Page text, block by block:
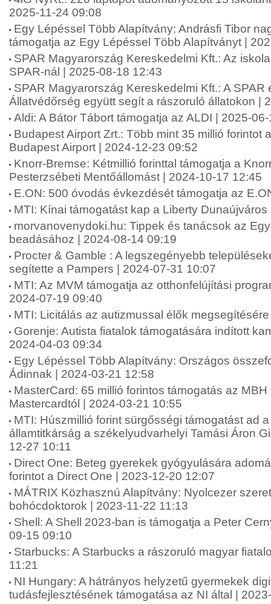
2025-11-24 09:08
Egy Lépéssel Több Alapítvány: Andrásfi Tibor
támogatja az Egy Lépéssel Több Alapítványt |
SPAR Magyarország Kereskedelmi Kft.: Az
SPAR-nál | 2025-08-18 12:43
SPAR Magyarország Kereskedelmi Kft.: A SPAR
Állatvédőrség együtt segít a rászoruló állatokon |
Aldi: A Bátor Tábort támogatja az ALDI | 2025-
Budapest Airport Zrt.: Több mint 35 millió forintot
Budapest Airport | 2024-12-23 09:52
Knorr-Bremse: Kétmillió forinttal támogatja a
Pesterzsébeti Mentőállomást | 2024-10-17 12:45
E.ON: 500 óvodás évkezdését támogatja az
MTI: Kínai támogatást kap a Liberty
morvanovenydoki.hu: Tippek és tanácsok az
beadásához | 2024-08-14 09:19
Procter & Gamble : A legszegényebb
segítette a Pampers | 2024-07-31 10:07
MTI: Az MVM támogatja az otthonfelújítási
2024-07-19 09:40
MTI: Licitálás az autizmussal élők
Gorenje: Autista fiatalok támogatására indított
2024-04-03 09:34
Egy Lépéssel Több Alapítvány: Országos
Ádinnak | 2024-03-21 12:58
MasterCard: 65 millió forintos támogatás az
Mastercardtól | 2024-03-21 10:55
MTI: Húszmillió forint sürgősségi támogatást ad
államtitkárság a székelyudvarhelyi Tamási Áron
12-27 10:11
Direct One: Beteg gyerekek gyógyulására
forintot a Direct One | 2023-12-20 12:07
MÁTRIX Közhasznú Alapítvány: Nyolcezer
bohócdoktorok | 2023-11-22 11:13
Shell: A Shell 2023-ban is támogatja a Peter
09-15 09:10
Starbucks: A Starbucks a rászoruló magyar
11:21
NI Hungary: A hátrányos helyzetű gyermekek
tudásfejlesztésének támogatása az NI által |